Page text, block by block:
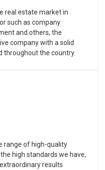
real estate market in
such as company
and others, the
company with a solid
throughout the country.
range of high-quality
high standards we have,
results